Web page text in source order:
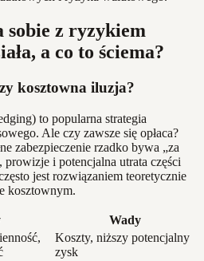
sobie z ryzykiem
a co to ściema?
kosztowna iluzja?
to popularna strategia
Ale czy zawsze się opłaca?
zabezpieczenie rzadko bywa „za
i potencjalna utrata części
jest rozwiązaniem teoretycznie
kosztownym.
Wady
Koszty, niższy potencjalny
zysk